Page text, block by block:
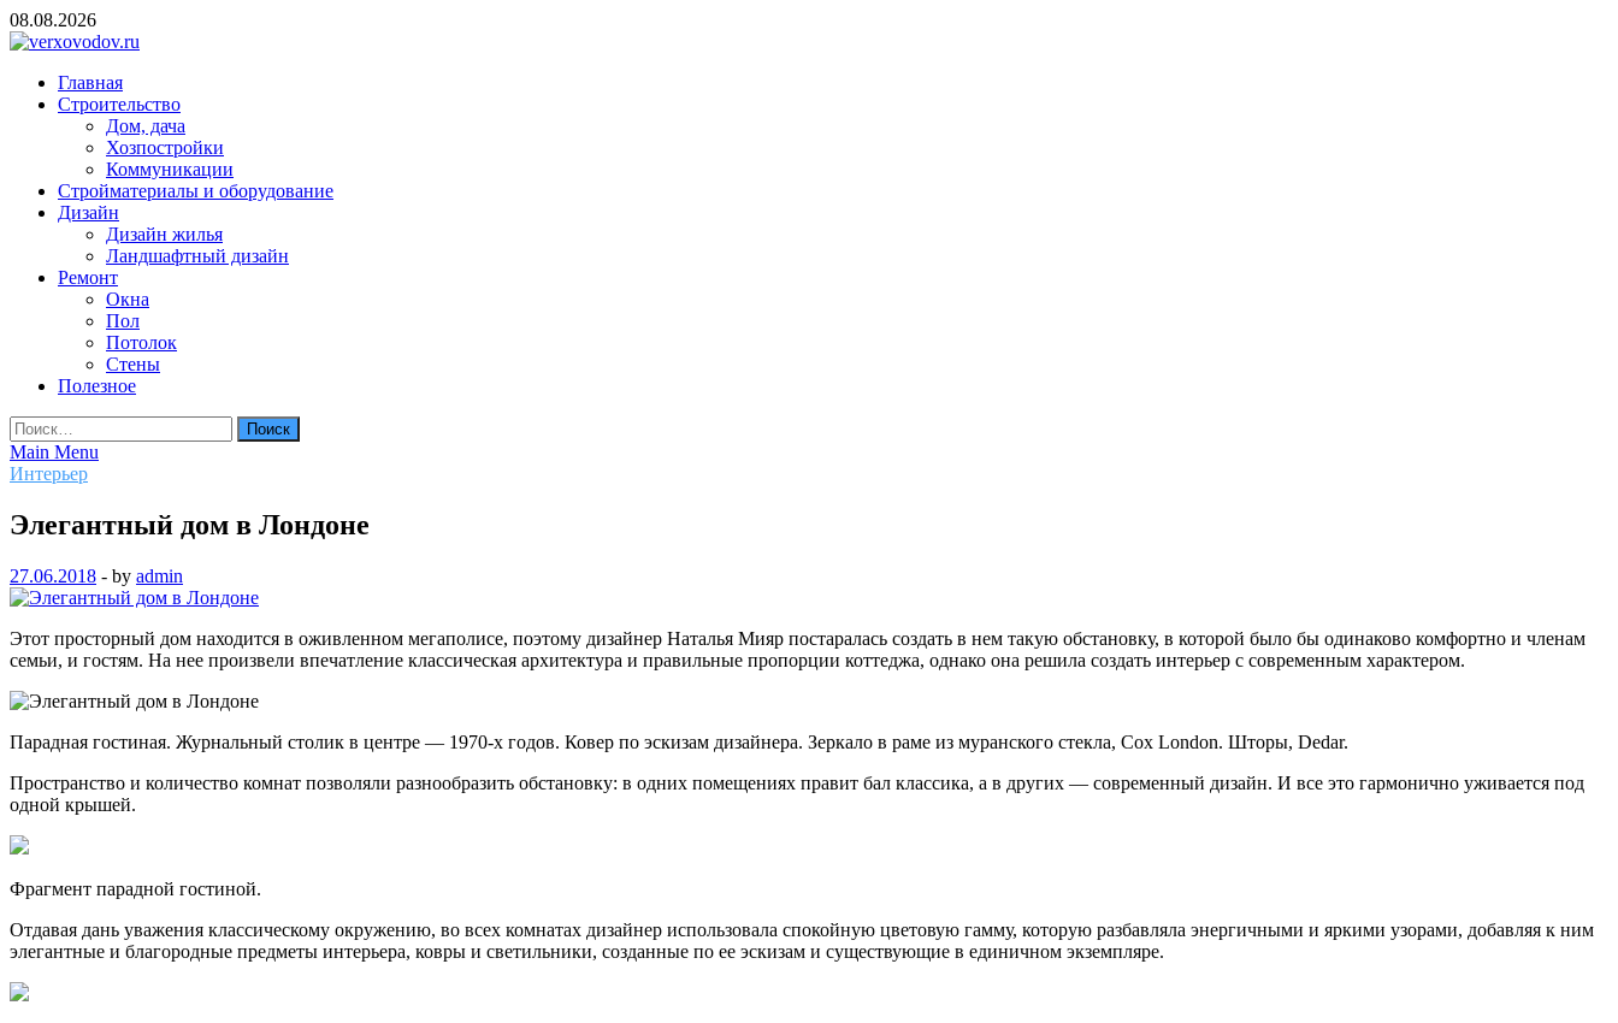
Skip
to
08.08.2026
verxovodov.ru
Ремонт и строительство
Главная
Строительство
Дом, дача
Хозпостройки
Коммуникации
Стройматериалы и оборудование
Дизайн
Дизайн жилья
Ландшафтный дизайн
Ремонт
Окна
Пол
Потолок
Стены
Полезное
Найти:
Main Menu
Интерьер
Элегантный дом в Лондоне
27.06.2018 - by admin
Этот просторный дом находится в оживленном мегаполисе, поэтому дизайнер Наталья Мияр постаралась создать в нем такую обстановку, в которой было бы одинаково комфортно и членам
семьи, и гостям. На нее произвели впечатление классическая архитектура и правильные пропорции коттеджа, однако она решила создать интерьер с современным характером.
Парадная гостиная. Журнальный столик в центре — 1970-х годов. Ковер по эскизам дизайнера. Зеркало в раме из муранского стекла, Cox London. Шторы, Dedar.
Пространство и количество комнат позволяли разнообразить обстановку: в одних помещениях правит бал классика, а в других — современный дизайн. И все это гармонично уживается под
одной крышей.
Фрагмент парадной гостиной.
Отдавая дань уважения классическому окружению, во всех комнатах дизайнер использовала спокойную цветовую гамму, которую разбавляла энергичными и яркими узорами, добавляя к ним
элегантные и благородные предметы интерьера, ковры и светильники, созданные по ее эскизам и существующие в единичном экземпляре.